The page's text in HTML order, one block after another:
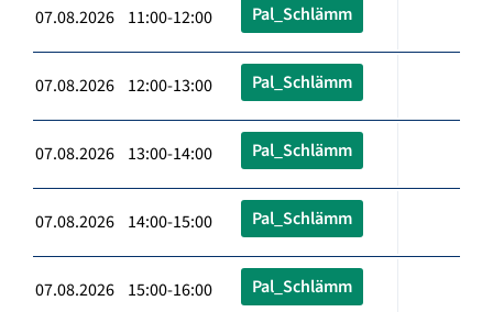
07.08.2026 11:00-12:00 Pal_Schlämm
07.08.2026 12:00-13:00 Pal_Schlämm
07.08.2026 13:00-14:00 Pal_Schlämm
07.08.2026 14:00-15:00 Pal_Schlämm
07.08.2026 15:00-16:00 Pal_Schlämm